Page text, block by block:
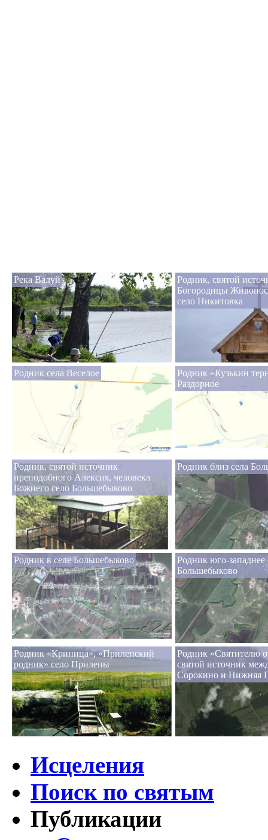
Река Валуй
Родник, святой
Богородицы
село Никитовка
Родник села Веселое
Родник «Кузькин
Раздорное
Родник, святой источник
преподобного Алексия, человека
Божиего село Большебыково
Родник близ села
Родник в селе Большебыково
Родник юго-западнее
Большебыково
Родник «Криница», «Прилепский
родник» село Прилепы
Родник «Святителю
святой источник
Сорокино и Нижняя
Исцеления
Поиск по святым
Публикации